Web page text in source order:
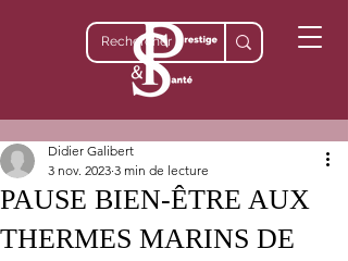
PAUSE BIEN-ÊTRE AUX
THERMES MARINS DE
Didier Galibert
3 nov. 2023 3 min de lecture